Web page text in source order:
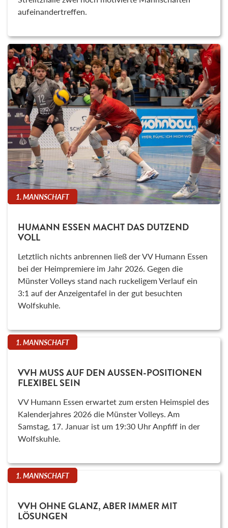
aufeinandertreffen.
1. MANNSCHAFT
HUMANN ESSEN MACHT DAS DUTZEND
VOLL
Letztlich nichts anbrennen ließ der VV Humann Essen
bei der Heimpremiere im Jahr 2026. Gegen die
Münster Volleys stand nach ruckeligem Verlauf ein
3:1 auf der Anzeigentafel in der gut besuchten
Wolfskuhle.
1. MANNSCHAFT
VVH MUSS AUF DEN AUSSEN-POSITIONEN F
LEXIBEL SEIN
VV Humann Essen erwartet zum ersten Heimspiel des
Kalenderjahres 2026 die Münster Volleys. Am
Samstag, 17. Januar ist um 19:30 Uhr Anpfiff in der
Wolfskuhle.
1. MANNSCHAFT
VVH OHNE GLANZ, ABER IMMER MIT
LÖSUNGEN